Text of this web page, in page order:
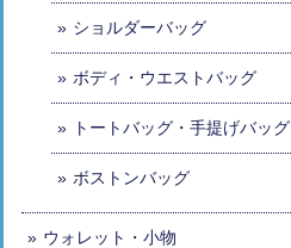
ショルダーバッグ
ボディ・ウエストバッグ
トートバッグ・手提げバッグ
ボストンバッグ
ウォレット・小物